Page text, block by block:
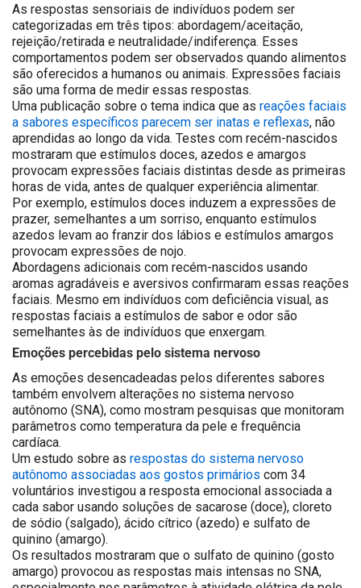
As respostas sensoriais de indivíduos podem ser
categorizadas em três tipos: abordagem/aceitação,
rejeição/retirada e neutralidade/indiferença. Esses
comportamentos podem ser observados quando alimentos
são oferecidos a humanos ou animais. Expressões faciais
são uma forma de medir essas respostas.
Uma publicação sobre o tema indica que as reações faciais
a sabores específicos parecem ser inatas e reflexas, não
aprendidas ao longo da vida. Testes com recém-nascidos
mostraram que estímulos doces, azedos e amargos
provocam expressões faciais distintas desde as primeiras
horas de vida, antes de qualquer experiência alimentar.
Por exemplo, estímulos doces induzem a expressões de
prazer, semelhantes a um sorriso, enquanto estímulos
azedos levam ao franzir dos lábios e estímulos amargos
provocam expressões de nojo.
Abordagens adicionais com recém-nascidos usando
aromas agradáveis e aversivos confirmaram essas reações
faciais. Mesmo em indivíduos com deficiência visual, as
respostas faciais a estímulos de sabor e odor são
semelhantes às de indivíduos que enxergam.
Emoções percebidas pelo sistema nervoso
As emoções desencadeadas pelos diferentes sabores
também envolvem alterações no sistema nervoso
autônomo (SNA), como mostram pesquisas que monitoram
parâmetros como temperatura da pele e frequência
cardíaca.
Um estudo sobre as respostas do sistema nervoso
autônomo associadas aos gostos primários com 34
voluntários investigou a resposta emocional associada a
cada sabor usando soluções de sacarose (doce), cloreto
de sódio (salgado), ácido cítrico (azedo) e sulfato de
quinino (amargo).
Os resultados mostraram que o sulfato de quinino (gosto
amargo) provocou as respostas mais intensas no SNA,